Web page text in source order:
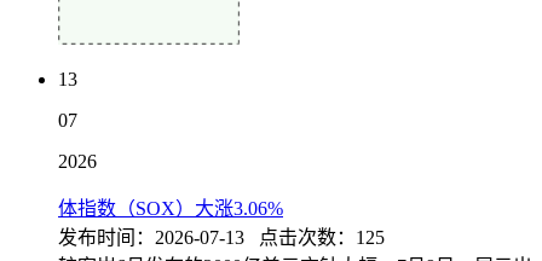
13
07
2026
体指数（SOX）大涨3.06%
发布时间：2026-07-13 点击次数：125